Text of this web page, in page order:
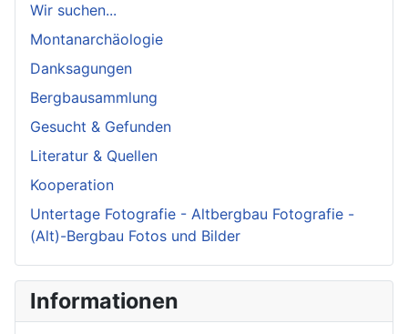
Wir suchen...
Montanarchäologie
Danksagungen
Bergbausammlung
Gesucht & Gefunden
Literatur & Quellen
Kooperation
Untertage Fotografie - Altbergbau Fotografie -
(Alt)-Bergbau Fotos und Bilder
Informationen